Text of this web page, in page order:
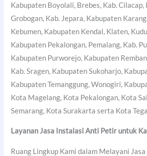
Kabupaten Boyolali, Brebes, Kab.
Grobogan, Kab. Jepara, Kabupaten
Kebumen, Kabupaten Kendal, Klaten,
Kabupaten Pekalongan, Pemalang, Kab.
Kabupaten Purworejo, Kabupaten
Kab. Sragen, Kabupaten Sukoharjo,
Kabupaten Temanggung, Wonogiri,
Kota Magelang, Kota Pekalongan, Kota
Semarang, Kota Surakarta serta Kota
Layanan Jasa Instalasi Anti Petir untuk
Ruang Lingkup Kami dalam Melayani